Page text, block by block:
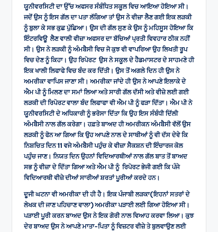
ਯੂਨੀਵਰਸਿਟੀ ਦਾ ਉੱਚ ਅਫਸਰ ਸੰਬੰਧਿਤ ਸਕੂਲ ਵਿਚ ਆਇਆ ਹੋਇਆ ਸੀ।
ਜਦੋਂ ਉਸ ਨੂੰ ਇਸ ਗੱਲ ਦਾ ਪਤਾ ਲੱਗਿਆ ਤਾਂ ਉਸ ਨੇ ਵੀਜ਼ਾ ਲੈਣ ਗਈ ਇਕ ਲੜਕੀ
ਨੂੰ ਬੁਲਾ ਕੇ ਸਭ ਕੁਛ ਪੁੱਛਿਆ। ਉਸ ਦੀ ਗੱਲ ਸੁਣ ਕੇ ਉਸ ਨੂੰ ਮਹਿਸੂਸ ਹੋਇਆ ਕਿ
ਇੰਟਰਵਿਊ ਲੈਣ ਵਾਲੀ ਵੀਜ਼ਾ ਅਫਸਰ ਦਾ ਬੱਚਿਆਂ ਪ੍ਰਤੀ ਵਿਵਹਾਰ ਠੀਕ ਨਹੀਂ
ਸੀ। ਉਸ ਨੇ ਲੜਕੀ ਨੂੰ ਅੰਮਬੈਸੀ ਵਿਚ ਜੋ ਕੁਝ ਵੀ ਵਾਪਰਿਆ ਉਹ ਲਿਖਤੀ ਰੂਪ
ਵਿਚ ਦੇਣ ਨੂੰ ਕਿਹਾ। ਉਹ ਰਿਪੋਰਟ ਉਸ ਨੇ ਸਕੂਲ ਦੇ ਹੈਡਮਾਸਟਰ ਦੇ ਸਾਹਮਣੇ ਹੀ
ਇਕ ਖਾਲੀ ਲਿਫਾਫੇ ਵਿਚ ਬੰਦ ਕਰ ਦਿੱਤੀ। ਉਸ ਤੋਂ ਅਗਲੇ ਦਿਨ ਹੀ ਉਸ ਨੇ
ਅਮਰੀਕਾ ਵਾਪਿਸ ਜਾਣਾ ਸੀ। ਅਮਰੀਕਾ ਜਾਂਦੇ ਹੀ ਉਸ ਨੇ ਆਪਣੇ ਇਲਾਕੇ ਦੇ
ਐਮ ਪੀ ਨੂੰ ਮਿਲਣ ਦਾ ਸਮਾਂ ਲਿਆ ਅਤੇ ਸਾਰੀ ਗੱਲ ਦੱਸੀ ਅਤੇ ਵੀਜ਼ੇ ਲਈ ਗਈ
ਲੜਕੀ ਦੀ ਰਿਪੋਰਟ ਵਾਲਾ ਬੰਦ ਲਿਫਾਫਾ ਵੀ ਐਮ ਪੀ ਨੂੰ ਫੜਾ ਦਿੱਤਾ। ਐਮ ਪੀ ਨੇ
ਯੂਨੀਵਰਸਿਟੀ ਦੇ ਅਧਿਕਾਰੀ ਨੂੰ ਭਰੋਸਾ ਦਿੱਤਾ ਕਿ ਉਹ ਇਸ ਸੰਬੰਧੀ ਦਿੱਲੀ
ਅੰਮਬੈਸੀ ਨਾਲ ਗੱਲ ਕਰੇਗਾ। ਹਫ਼ਤੇ ਬਾਅਦ ਹੀ ਅਮਰੀਕਨ ਅੰਮਬੈਸੀ ਵੱਲੋਂ ਉਸ
ਲੜਕੀ ਨੂੰ ਫੋਨ ਆ ਗਿਆ ਕਿ ਉਹ ਆਪਣੇ ਨਾਲ ਦੇ ਸਾਥੀਆਂ ਨੂੰ ਵੀ ਦੱਸ ਦੇਵੇ ਕਿ
ਨਿਸ਼ਚਿਤ ਦਿਨ 11 ਵਜੇ ਅੰਮਬੈਸੀ ਪਹੁੰਚ ਕੇ ਵੀਜ਼ਾ ਸੈਕਸ਼ਨ ਦੀ ਇੰਚਾਰਜ ਕੋਲ
ਪਹੁੰਚ ਜਾਣ। ਨਿਯਤ ਦਿਨ ਉਹਨਾਂ ਵਿਦਿਆਰਥੀਆਂ ਨਾਲ ਗੱਲ ਬਾਤ ਤੋਂ ਬਾਅਦ
ਸਭ ਨੂੰ ਵੀਜ਼ਾ ਦੇ ਦਿੱਤਾ ਗਿਆ ਅਤੇ ਐਮ ਪੀ ਨੂੰ ਰਿਪੋਰਟ ਭੇਜੀ ਗਈ ਕਿ ਪੰਜੇ
ਵਿਦਿਆਰਥੀ ਵੀਜ਼ੇ ਦੀਆਂ ਸਾਰੀਆਂ ਸ਼ਰਤਾਂ ਪੂਰੀਆਂ ਕਰਦੇ ਹਨ।
ਦੂਜੀ ਘਟਨਾ ਵੀ ਅਮਰੀਕਾ ਦੀ ਹੀ ਹੈ। ਇਕ ਪੰਜਾਬੀ ਲੜਕਾ(ਇਹਨਾਂ ਸਤਰਾਂ ਦੇ
ਲੇਖਕ ਦੀ ਜਾਣ ਪਹਿਚਾਣ ਵਾਲਾ) ਅਮਰੀਕਾ ਪੜਾਈ ਲਈ ਗਿਆ ਹੋਇਆ ਸੀ।
ਪੜਾਈ ਪੂਰੀ ਕਰਨ ਬਾਅਦ ਉਸ ਨੇ ਇਕ ਗੋਰੀ ਨਾਲ ਵਿਆਹ ਕਰਵਾ ਲਿਆ। ਕੁਝ
ਦੇਰ ਬਾਅਦ ਉਸ ਨੇ ਆਪਣੇ ਮਾਤਾ-ਪਿਤਾ ਨੂੰ ਵਿਜ਼ਟਰ ਵੀਜ਼ੇ ਤੇ ਬੁਲਵਾਉਣ ਲਈ